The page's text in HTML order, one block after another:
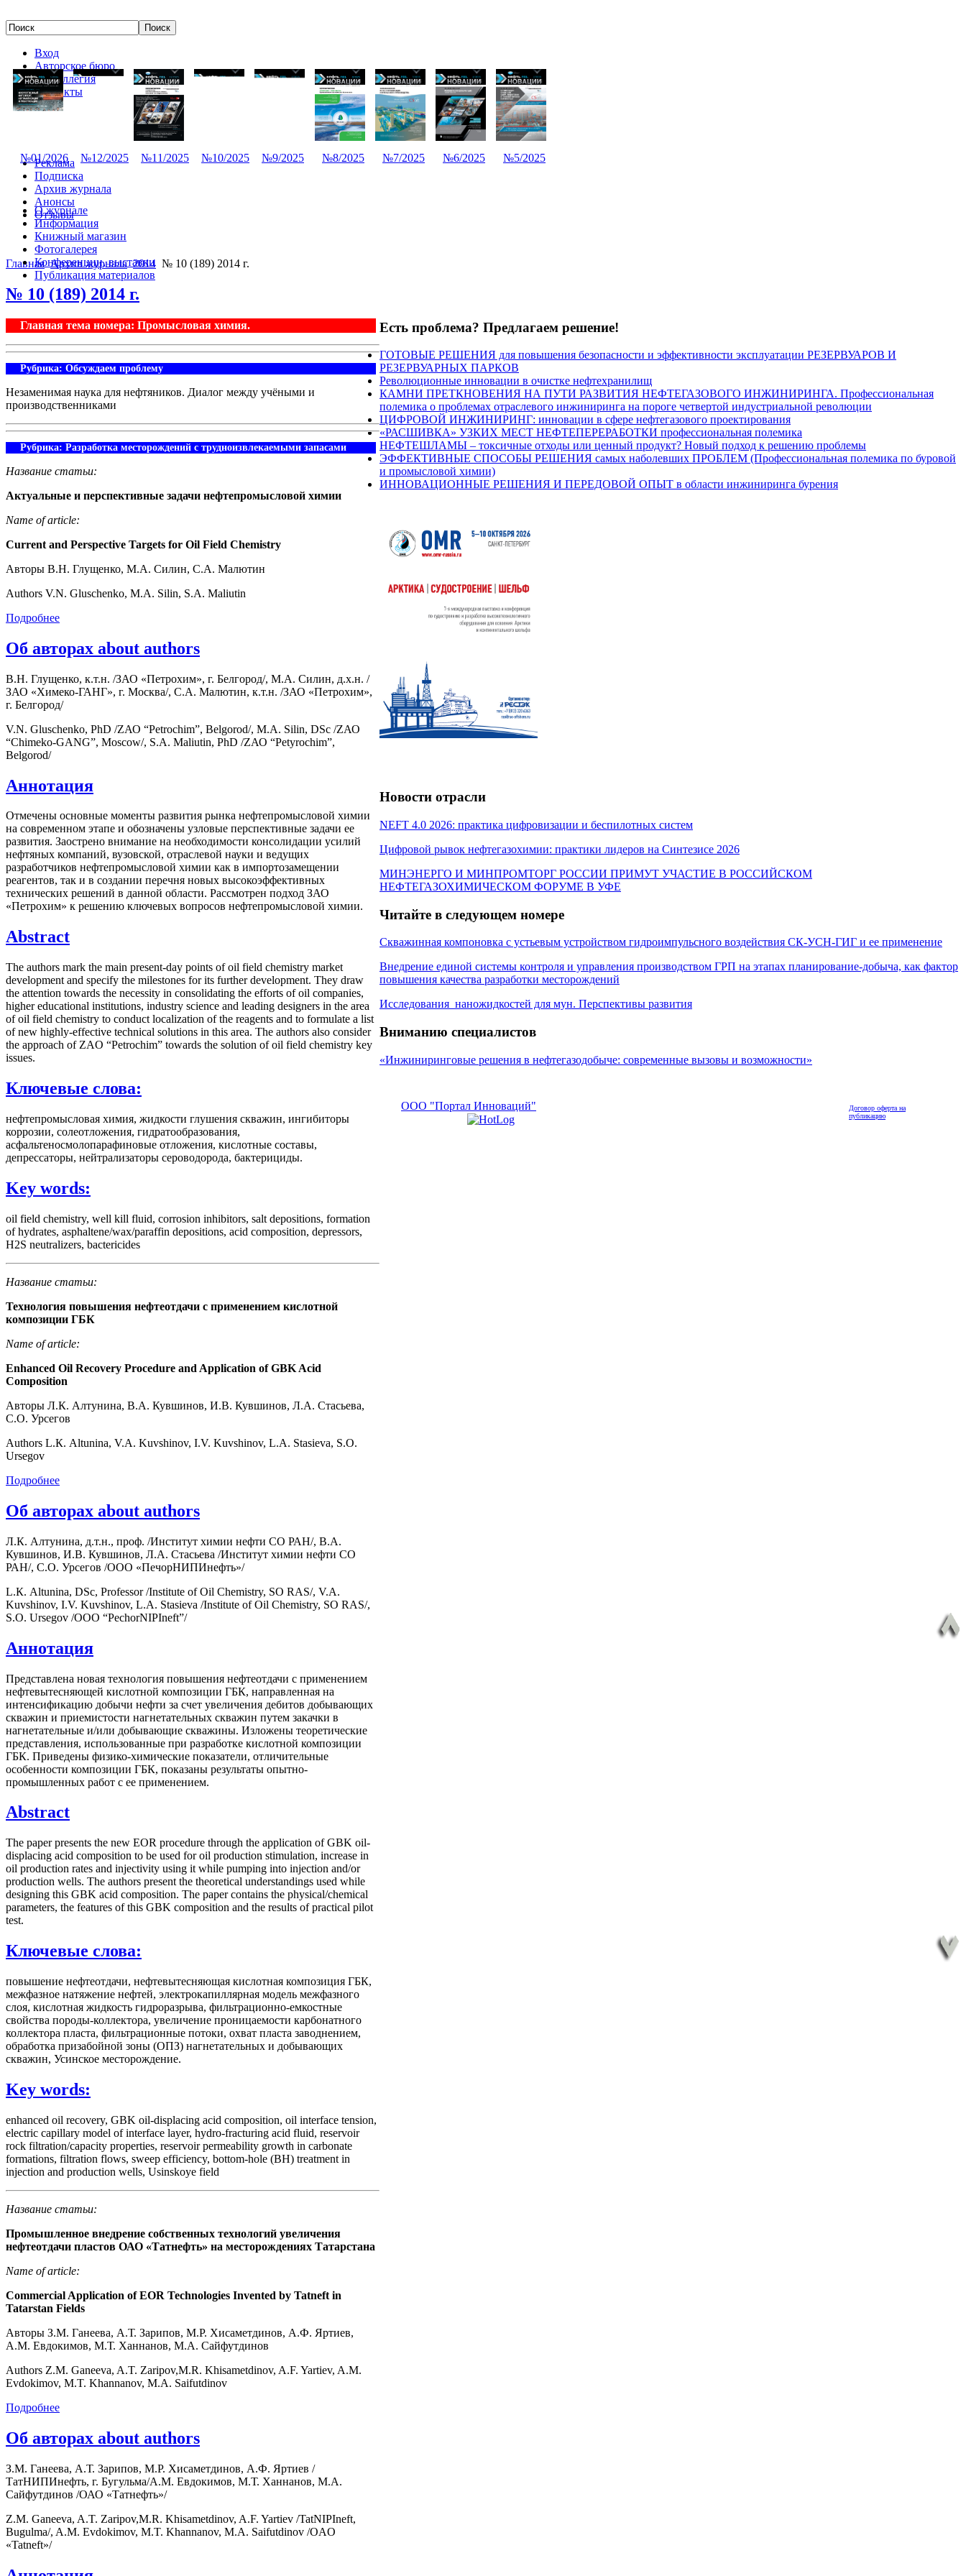
Вход
Авторское бюро
Редколлегия
Контакты
№01/2026 №12/2025 №11/2025 №10/2025 №9/2025 №8/2025 №7/2025 №6/2025 №5/2025
Реклама
Подписка
Архив журнала
Анонсы
Отзывы
О журнале
Информация
Книжный магазин
Фотогалерея
Конференции, выставки
Публикация материалов
Главная Архив журнала 2014 № 10 (189) 2014 г.
№ 10 (189) 2014 г.
Главная тема номера: Промысловая химия.
Рубрика: Обсуждаем проблему
Незаменимая наука для нефтяников. Диалог между учёными и
производственниками
Рубрика: Разработка месторождений с трудноизвлекаемыми запасами
Название статьи:
Актуальные и перспективные задачи нефтепромысловой химии
Name of article:
Current and Perspective Targets for Oil Field Chemistry
Авторы В.Н. Глущенко, М.А. Силин, С.А. Малютин
Authors V.N. Gluschenko, М.А. Silin, S.А. Maliutin
Подробнее
Об авторах about authors
В.Н. Глущенко, к.т.н. /ЗАО «Петрохим», г. Белгород/, М.А. Силин, д.х.н. /
ЗАО «Химеко-ГАНГ», г. Москва/, С.А. Малютин, к.т.н. /ЗАО «Петрохим»,
г. Белгород/
V.N. Gluschenko, PhD /ZАО “Petrochim”, Belgorod/, М.А. Silin, DSc /ZАО
“Chimeko-GANG”, Moscow/, S.А. Maliutin, PhD /ZАО “Petyrochim”,
Belgorod/
Аннотация
Отмечены основные моменты развития рынка нефтепромысловой химии
на современном этапе и обозначены узловые перспективные задачи ее
развития. Заострено внимание на необходимости консолидации усилий
нефтяных компаний, вузовской, отраслевой науки и ведущих
разработчиков нефтепромысловой химии как в импортозамещении
реагентов, так и в создании перечня новых высокоэффективных
технических решений в данной области. Рассмотрен подход ЗАО
«Петрохим» к решению ключевых вопросов нефтепромысловой химии.
Abstract
The authors mark the main present-day points of oil field chemistry market
development and specify the milestones for its further development. They draw
the attention towards the necessity in consolidating the efforts of oil companies,
higher educational institutions, industry science and leading designers in the area
of oil field chemistry to conduct localization of the reagents and to formulate a list
of new highly-effective technical solutions in this area. The authors also consider
the approach of ZAO “Petrochim” towards the solution of oil field chemistry key
issues.
Ключевые слова:
нефтепромысловая химия, жидкости глушения скважин, ингибиторы
коррозии, солеотложения, гидратообразования,
асфальтеносмолопарафиновые отложения, кислотные составы,
депрессаторы, нейтрализаторы сероводорода, бактерициды.
Key words:
oil field chemistry, well kill fluid, corrosion inhibitors, salt depositions, formation
of hydrates, asphaltene/wax/paraffin depositions, acid composition, depressors,
H2S neutralizers, bactericides
Название статьи:
Технология повышения нефтеотдачи с применением кислотной
композиции ГБК
Name of article:
Enhanced Oil Recovery Procedure and Application of GBK Acid
Composition
Авторы Л.К. Алтунина, В.А. Кувшинов, И.В. Кувшинов, Л.А. Стасьева,
С.О. Урсегов
Authors L.К. Altunina, V.А. Kuvshinov, I.V. Kuvshinov, L.А. Stasieva, S.О.
Ursegov
Подробнее
Об авторах about authors
Л.К. Алтунина, д.т.н., проф. /Институт химии нефти СО РАН/, В.А.
Кувшинов, И.В. Кувшинов, Л.А. Стасьева /Институт химии нефти СО
РАН/, С.О. Урсегов /ООО «ПечорНИПИнефть»/
L.К. Altunina, DSc, Professor /Institute of Oil Chemistry, SO RAS/, V.А.
Kuvshinov, I.V. Kuvshinov, L.А. Stasieva /Institute of Oil Chemistry, SO RAS/,
S.О. Ursegov /ООО “PechorNIPIneft”/
Аннотация
Представлена новая технология повышения нефтеотдачи с применением
нефтевытесняющей кислотной композиции ГБК, направленная на
интенсификацию добычи нефти за счет увеличения дебитов добывающих
скважин и приемистости нагнетательных скважин путем закачки в
нагнетательные и/или добывающие скважины. Изложены теоретические
представления, использованные при разработке кислотной композиции
ГБК. Приведены физико-химические показатели, отличительные
особенности композиции ГБК, показаны результаты опытно-
промышленных работ с ее применением.
Abstract
The paper presents the new EOR procedure through the application of GBK oil-
displacing acid composition to be used for oil production stimulation, increase in
oil production rates and injectivity using it while pumping into injection and/or
production wells. The authors present the theoretical understandings used while
designing this GBK acid composition. The paper contains the physical/chemical
parameters, the features of this GBK composition and the results of practical pilot
test.
Ключевые слова:
повышение нефтеотдачи, нефтевытесняющая кислотная композиция ГБК,
межфазное натяжение нефтей, электрокапиллярная модель межфазного
слоя, кислотная жидкость гидроразрыва, фильтрационно-емкостные
свойства породы-коллектора, увеличение проницаемости карбонатного
коллектора пласта, фильтрационные потоки, охват пласта заводнением,
обработка призабойной зоны (ОПЗ) нагнетательных и добывающих
скважин, Усинское месторождение.
Key words:
enhanced oil recovery, GBK oil-displacing acid composition, oil interface tension,
electric capillary model of interface layer, hydro-fracturing acid fluid, reservoir
rock filtration/capacity properties, reservoir permeability growth in carbonate
formations, filtration flows, sweep efficiency, bottom-hole (BH) treatment in
injection and production wells, Usinskoye field
Название статьи:
Промышленное внедрение собственных технологий увеличения
нефтеотдачи пластов ОАО «Татнефть» на месторождениях Татарстана
Name of article:
Commercial Application of EOR Technologies Invented by Tatneft in
Tatarstan Fields
Авторы З.М. Ганеева, А.Т. Зарипов, М.Р. Хисаметдинов, А.Ф. Яртиев,
А.М. Евдокимов, М.Т. Ханнанов, М.А. Сайфутдинов
Authors Z.M. Ganeeva, A.T. Zaripov,M.R. Khisametdinov, A.F. Yartiev, A.M.
Evdokimov, M.T. Khannanov, M.A. Saifutdinov
Подробнее
Об авторах about authors
З.М. Ганеева, А.Т. Зарипов, М.Р. Хисаметдинов, А.Ф. Яртиев /
ТатНИПИнефть, г. Бугульма/А.М. Евдокимов, М.Т. Ханнанов, М.А.
Сайфутдинов /ОАО «Татнефть»/
Z.M. Ganeeva, A.T. Zaripov,M.R. Khisametdinov, A.F. Yartiev /TatNIPIneft,
Bugulma/, A.M. Evdokimov, M.T. Khannanov, M.A. Saifutdinov /OAO
«Tatneft»/
Есть проблема? Предлагаем решение!
ГОТОВЫЕ РЕШЕНИЯ для повышения безопасности и эффективности эксплуатации РЕЗЕРВУАРОВ И
РЕЗЕРВУАРНЫХ ПАРКОВ
Революционные инновации в очистке нефтехранилищ
КАМНИ ПРЕТКНОВЕНИЯ НА ПУТИ РАЗВИТИЯ НЕФТЕГАЗОВОГО ИНЖИНИРИНГА. Профессиональная
полемика о проблемах отраслевого инжиниринга на пороге четвертой индустриальной революции
ЦИФРОВОЙ ИНЖИНИРИНГ: инновации в сфере нефтегазового проектирования
«РАСШИВКА» УЗКИХ МЕСТ НЕФТЕПЕРЕРАБОТКИ профессиональная полемика
НЕФТЕШЛАМЫ – токсичные отходы или ценный продукт? Новый подход к решению проблемы
ЭФФЕКТИВНЫЕ СПОСОБЫ РЕШЕНИЯ самых наболевших ПРОБЛЕМ (Профессиональная полемика по буровой
и промысловой химии)
ИННОВАЦИОННЫЕ РЕШЕНИЯ И ПЕРЕДОВОЙ ОПЫТ в области инжиниринга бурения
Новости отрасли
NEFT 4.0 2026: практика цифровизации и беспилотных систем
Цифровой рывок нефтегазохимии: практики лидеров на Синтезисе 2026
МИНЭНЕРГО И МИНПРОМТОРГ РОССИИ ПРИМУТ УЧАСТИЕ В РОССИЙСКОМ
НЕФТЕГАЗОХИМИЧЕСКОМ ФОРУМЕ В УФЕ
Читайте в следующем номере
Скважинная компоновка с устьевым устройством гидроимпульсного воздействия СК-УСН-ГИГ и ее применение
Внедрение единой системы контроля и управления производством ГРП на этапах планирование-добыча, как фактор
повышения качества разработки месторождений
Исследования наножидкостей для мун. Перспективы развития
Вниманию специалистов
«Инжиниринговые решения в нефтегазодобыче: современные вызовы и возможности»
ООО "Портал Инноваций"
Договор оферта на
публикацию